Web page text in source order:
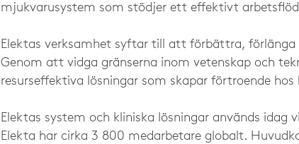
mjukvarusystem som stödjer ett effektivt
Elektas verksamhet syftar till att förbättra,
Genom att vidga gränserna inom vetenskap och
resurseffektiva lösningar som skapar förtroende
Elektas system och kliniska lösningar används idag
Elekta har cirka 3 800 medarbetare globalt.